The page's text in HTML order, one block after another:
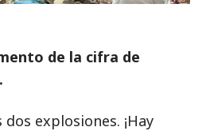
de la cifra de
explosiones. ¡Hay